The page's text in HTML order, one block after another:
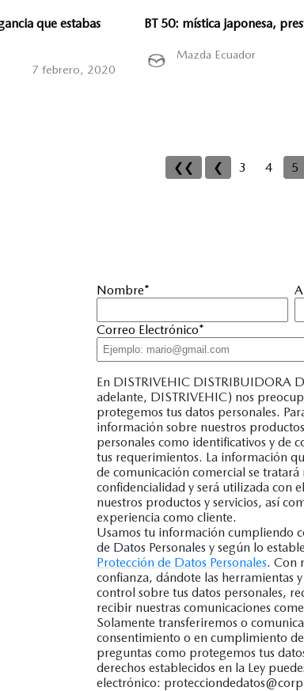
que estabas
7 febrero, 2020
BT 50: mística japonesa,
Mazda Ecuador
❮❮ ❮ 3 4 5
Nombre*
Correo Electrónico*
En DISTRIVEHIC DISTRIBUIDORA
adelante, DISTRIVEHIC) nos
protegemos tus datos personales.
información sobre nuestros
personales como identificativos y de
tus requerimientos. La información
de comunicación comercial se
confidencialidad y será utilizada con
nuestros productos y servicios, así
experiencia como cliente.
Usamos tu información cumpliendo
de Datos Personales y según lo
Protección de Datos Personales. Con
confianza, dándote las herramientas
control sobre tus datos personales,
recibir nuestras comunicaciones
Solamente transferiremos o
consentimiento o en cumplimiento
preguntas como protegemos tus
derechos establecidos en la Ley
electrónico: